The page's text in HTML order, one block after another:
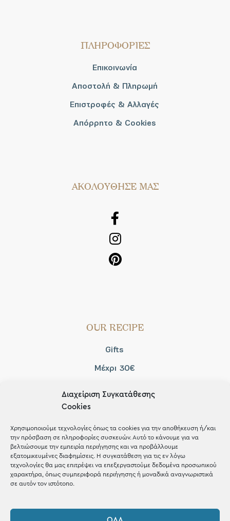
Διαχείριση Συγκατάθεσης
Cookies
Χρησιμοποιούμε τεχνολογίες όπως τα cookies για την αποθήκευση ή/και
την πρόσβαση σε πληροφορίες συσκευών. Αυτό το κάνουμε για να
βελτιώσουμε την εμπειρία περιήγησης και να προβάλλουμε
εξατομικευμένες διαφημίσεις. Η συγκατάθεση για τις εν λόγω
τεχνολογίες θα μας επιτρέψει να επεξεργαστούμε δεδομένα προσωπικού
χαρακτήρα, όπως συμπεριφορά περιήγησης ή μοναδικά αναγνωριστικά
σε αυτόν τον ιστότοπο.
ΠΛΗΡΟΦΟΡΙΕΣ
Επικοινωνία
Αποστολή & Πληρωμή
Επιστροφές & Αλλαγές
Απόρρητο & Cookies
AΚΟΛΟΥΘΗΣΕ ΜΑΣ
OUR RECIPE
Gifts
Μέχρι 30€
Shop the look
ΚΑΤΑΣΤΗΜΑ
2421 217300